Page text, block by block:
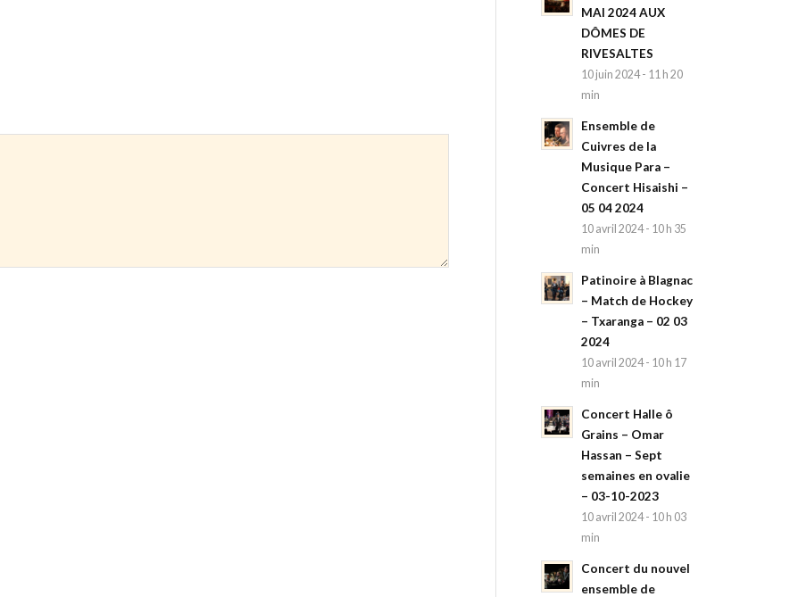
MAI 2024 AUX
DÔMES DE
RIVESALTES
10 juin 2024 - 11 h 20
min
Ensemble de
Cuivres de la
Musique Para –
Concert Hisaishi –
05 04 2024
10 avril 2024 - 10 h 35
min
Patinoire à Blagnac
– Match de Hockey
– Txaranga – 02 03
2024
10 avril 2024 - 10 h 17
min
Concert Halle ô
Grains – Omar
Hassan – Sept
semaines en ovalie
– 03-10-2023
10 avril 2024 - 10 h 03
min
Concert du nouvel
ensemble de